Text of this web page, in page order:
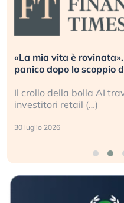
Investitori in preda al
della bolla AI
il Kospi, mentre gli